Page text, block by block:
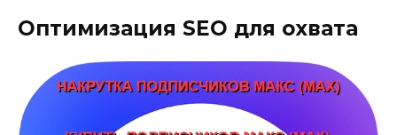
Оптимизация SEO для охвата